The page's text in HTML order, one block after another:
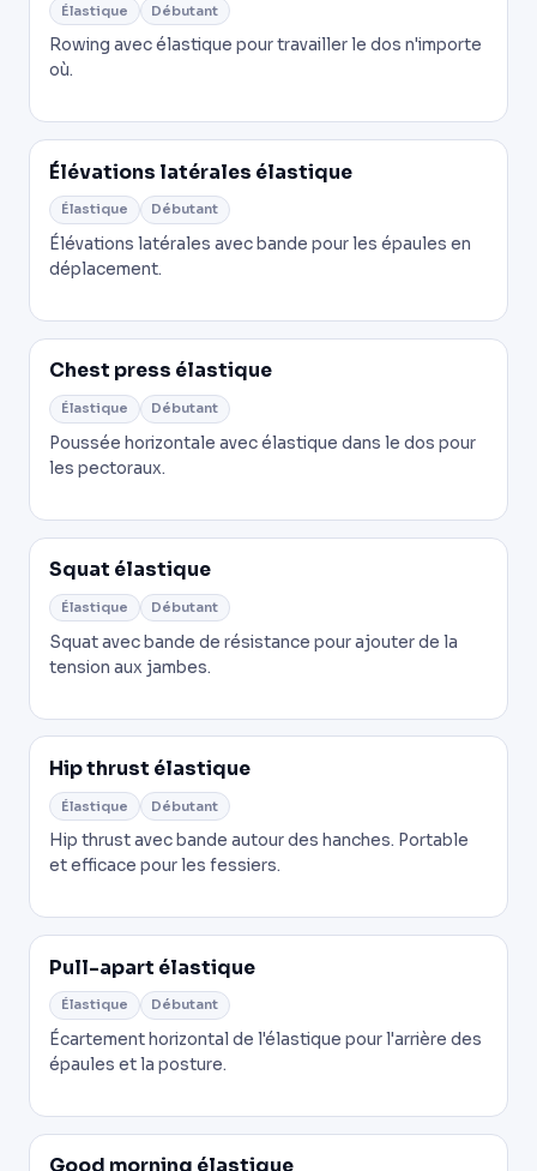
Élastique Débutant
Rowing avec élastique pour travailler le dos n'importe
où.
Élévations latérales élastique
Élastique Débutant
Élévations latérales avec bande pour les épaules en
déplacement.
Chest press élastique
Élastique Débutant
Poussée horizontale avec élastique dans le dos pour
les pectoraux.
Squat élastique
Élastique Débutant
Squat avec bande de résistance pour ajouter de la
tension aux jambes.
Hip thrust élastique
Élastique Débutant
Hip thrust avec bande autour des hanches. Portable
et efficace pour les fessiers.
Pull-apart élastique
Élastique Débutant
Écartement horizontal de l'élastique pour l'arrière des
épaules et la posture.